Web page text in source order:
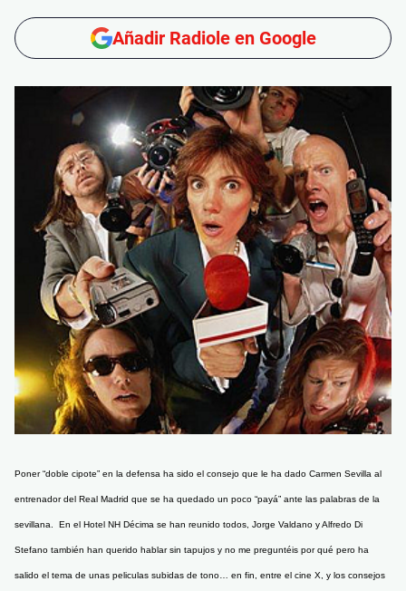
Añadir Radiole en Google
Poner “doble cipote” en la defensa ha sido el consejo que le ha dado Carmen Sevilla al
entrenador del Real Madrid que se ha quedado un poco “payá” ante las palabras de la
sevillana. En el Hotel NH Décima se han reunido todos, Jorge Valdano y Alfredo Di
Stefano también han querido hablar sin tapujos y no me preguntéis por qué pero ha
salido el tema de unas peliculas subidas de tono… en fin, entre el cine X, y los consejos